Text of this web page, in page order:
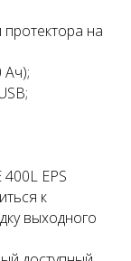
на
Ач);
EPS
к
выходного